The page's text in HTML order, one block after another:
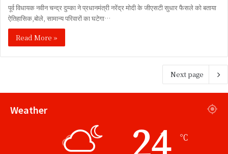
पूर्व विधायक नवीन चन्द्र दुम्का ने प्रधानमंत्री नरेंद्र मोदी के जीएसटी सुधार फैसले को बताया
ऐतिहासिक,बोले, सामान्य परिवारों का घटेगा…
Read More »
Next page
Weather
24 ℃